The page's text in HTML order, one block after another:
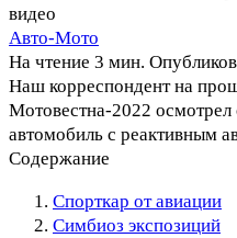
Авто-Мото
На чтение 3 мин.
Наш корреспондент на
Мотовестна-2022
автомобиль с реактивным
Содержание
Спорткар от авиации
Симбиоз экспозиций